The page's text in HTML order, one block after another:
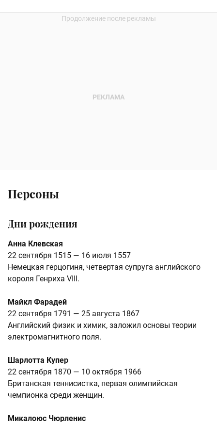
Персоны
Дни рождения
Анна Клевская
22 сентября 1515 — 16 июля 1557
Немецкая герцогиня, четвертая супруга английского
короля Генриха VIII.
Майкл Фарадей
22 сентября 1791 — 25 августа 1867
Английский физик и химик, заложил основы теории
электромагнитного поля.
Шарлотта Купер
22 сентября 1870 — 10 октября 1966
Британская теннисистка, первая олимпийская
чемпионка среди женщин.
Микалоюс Чюрленис